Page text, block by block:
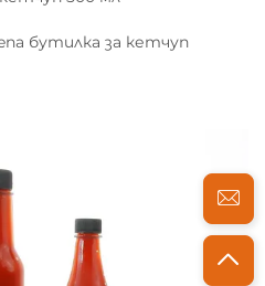
бутилка за кетчуп